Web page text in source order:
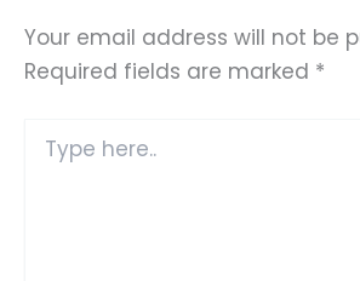
Your email address will not be
Required fields are marked *
here..